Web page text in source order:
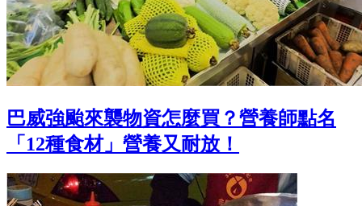
巴威強颱來襲物資怎麼買？營養師點名
「12種食材」營養又耐放！